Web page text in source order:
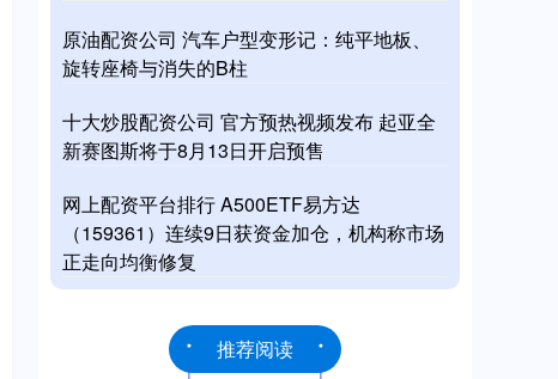
原油配资公司 汽车户型变形记：纯平地板、
旋转座椅与消失的B柱
十大炒股配资公司 官方预热视频发布 起亚全
新赛图斯将于8月13日开启预售
网上配资平台排行 A500ETF易方达
（159361）连续9日获资金加仓，机构称市场
正走向均衡修复
推荐阅读